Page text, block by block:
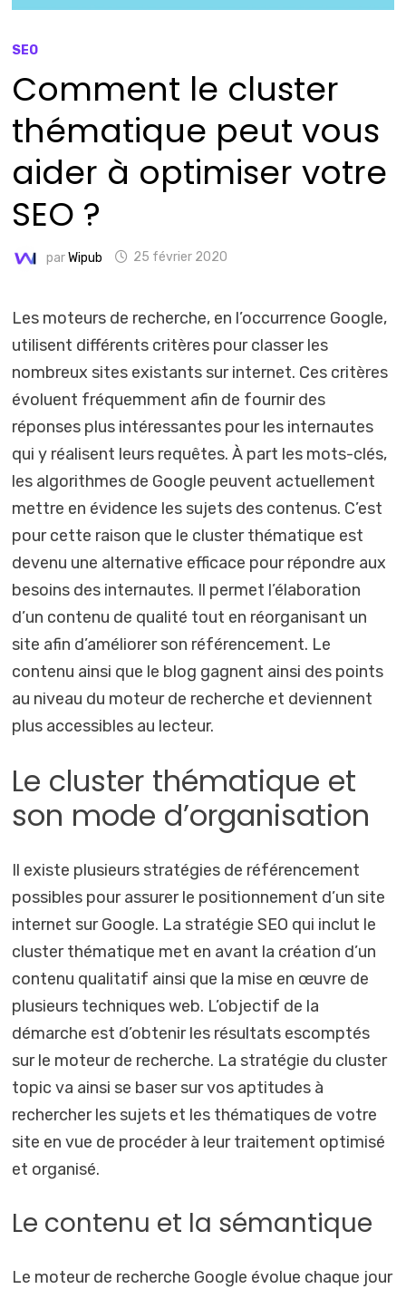
SEO
Comment le cluster
thématique peut vous
aider à optimiser votre
SEO ?
parWipub 25 février 2020
Les moteurs de recherche, en l’occurrence Google,
utilisent différents critères pour classer les
nombreux sites existants sur internet. Ces critères
évoluent fréquemment afin de fournir des
réponses plus intéressantes pour les internautes
qui y réalisent leurs requêtes. À part les mots-clés,
les algorithmes de Google peuvent actuellement
mettre en évidence les sujets des contenus. C’est
pour cette raison que le cluster thématique est
devenu une alternative efficace pour répondre aux
besoins des internautes. Il permet l’élaboration
d’un contenu de qualité tout en réorganisant un
site afin d’améliorer son référencement. Le
contenu ainsi que le blog gagnent ainsi des points
au niveau du moteur de recherche et deviennent
plus accessibles au lecteur.
Le cluster thématique et
son mode d’organisation
Il existe plusieurs stratégies de référencement
possibles pour assurer le positionnement d’un site
internet sur Google. La stratégie SEO qui inclut le
cluster thématique met en avant la création d’un
contenu qualitatif ainsi que la mise en œuvre de
plusieurs techniques web. L’objectif de la
démarche est d’obtenir les résultats escomptés
sur le moteur de recherche. La stratégie du cluster
topic va ainsi se baser sur vos aptitudes à
rechercher les sujets et les thématiques de votre
site en vue de procéder à leur traitement optimisé
et organisé.
Le contenu et la sémantique
Le moteur de recherche Google évolue chaque jour